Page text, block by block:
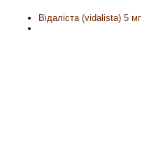
Відаліста (vidalista) 5 мг